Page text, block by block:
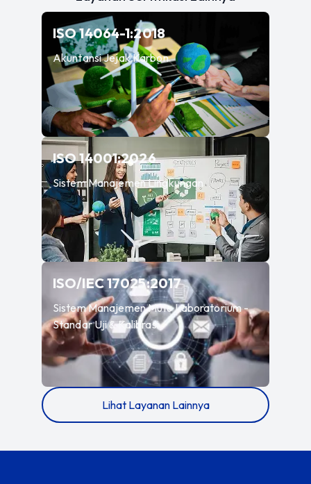
ISO 14064-1:2018—
Akuntansi Jejak Karbon
ISO 14001:2026—Sistem Manajemen
Sistem Manajemen Lingkungan
ISO/IEC 17025:2017—Sistem
Sistem Manajemen Mutu Laboratorium -
Standar Uji & Kalibrasi
Lihat Layanan Lainnya